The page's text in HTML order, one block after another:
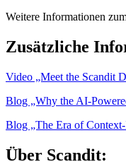
Weitere Informationen
Zusätzliche
Video „Meet the Scandit
Blog „Why the AI-
Blog „The Era of
Über Scandit: